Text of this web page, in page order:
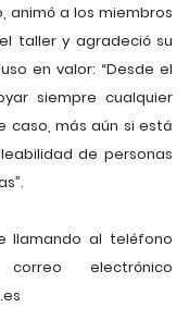
animó a los miembros
taller y agradeció su
en valor: “Desde el
siempre cualquier
caso, más aún si está
de personas
llamando al teléfono
electrónico